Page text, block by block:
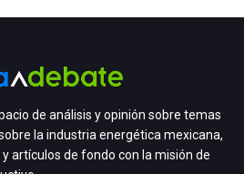
de análisis y opinión sobre temas
la industria energética mexicana,
artículos de fondo con la misión de